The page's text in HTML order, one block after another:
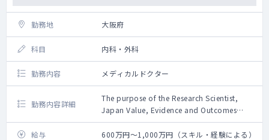
ンサルテーション
勤務地 大阪府
科目 内科・外科
勤務内容 メディカルドクター
勤務内容詳細
The purpose of the Research Scientist,
Japan Value, Evidence and Outcomes
(Japan VEO) is to deliver valuable evidence
that addresses health outcomes issues,
給与 600万円～1,000万円（スキル・経験による）